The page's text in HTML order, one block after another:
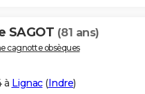
SAGOT (81 ans)
cagnotte obsèques
à Lignac(Indre)